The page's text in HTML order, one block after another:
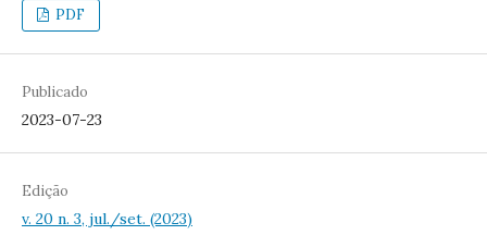
PDF
Publicado
2023-07-23
Edição
v. 20 n. 3, jul./set. (2023)